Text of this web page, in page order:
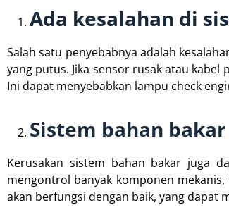
Ada kesalahan di
Salah satu penyebabnya adalah
yang putus. Jika sensor rusak atau
Ini dapat menyebabkan lampu check
Sistem bahan
Kerusakan sistem bahan bakar juga
mengontrol banyak komponen
akan berfungsi dengan baik, yang dapat